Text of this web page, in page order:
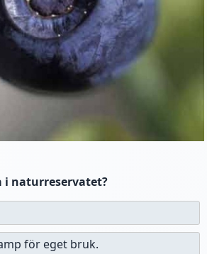
i naturreservatet?
för eget bruk.